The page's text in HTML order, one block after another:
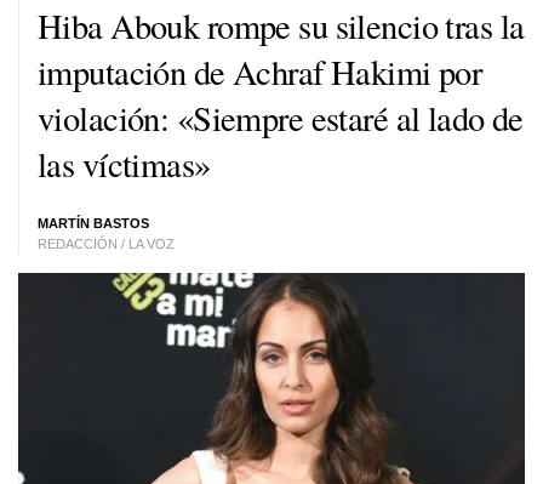
Hiba Abouk rompe su silencio tras la
imputación de Achraf Hakimi por
violación: «Siempre estaré al lado de
las víctimas»
MARTÍN BASTOS
REDACCIÓN / LA VOZ